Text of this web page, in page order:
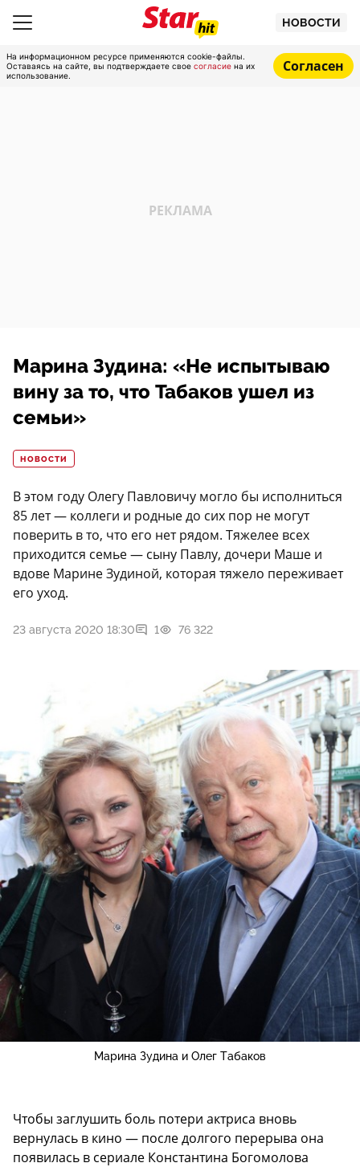
НОВОСТИ
На информационном ресурсе применяются cookie-файлы.
Оставаясь на сайте, вы подтверждаете свое согласие на их
использование.
Согласен
Марина Зудина: «Не испытываю
вину за то, что Табаков ушел из
семьи»
НОВОСТИ
В этом году Олегу Павловичу могло бы исполниться
85 лет — коллеги и родные до сих пор не могут
поверить в то, что его нет рядом. Тяжелее всех
приходится семье — сыну Павлу, дочери Маше и
вдове Марине Зудиной, которая тяжело переживает
его уход.
23 августа 2020 18:30 1 76 322
Марина Зудина и Олег Табаков
Чтобы заглушить боль потери актриса вновь
вернулась в кино — после долгого перерыва она
появилась в сериале Константина Богомолова